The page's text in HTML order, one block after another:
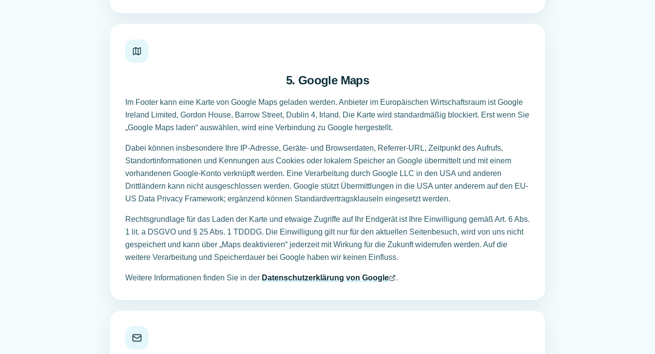
5. Google Maps
Im Footer kann eine Karte von Google Maps geladen werden. Anbieter im Europäischen Wirtschaftsraum ist Google
Ireland Limited, Gordon House, Barrow Street, Dublin 4, Irland. Die Karte wird standardmäßig blockiert. Erst wenn Sie
„Google Maps laden“ auswählen, wird eine Verbindung zu Google hergestellt.
Dabei können insbesondere Ihre IP-Adresse, Geräte- und Browserdaten, Referrer-URL, Zeitpunkt des Aufrufs,
Standortinformationen und Kennungen aus Cookies oder lokalem Speicher an Google übermittelt und mit einem
vorhandenen Google-Konto verknüpft werden. Eine Verarbeitung durch Google LLC in den USA und anderen
Drittländern kann nicht ausgeschlossen werden. Google stützt Übermittlungen in die USA unter anderem auf den EU-
US Data Privacy Framework; ergänzend können Standardvertragsklauseln eingesetzt werden.
Rechtsgrundlage für das Laden der Karte und etwaige Zugriffe auf Ihr Endgerät ist Ihre Einwilligung gemäß Art. 6 Abs.
1 lit. a DSGVO und § 25 Abs. 1 TDDDG. Die Einwilligung gilt nur für den aktuellen Seitenbesuch, wird von uns nicht
gespeichert und kann über „Maps deaktivieren“ jederzeit mit Wirkung für die Zukunft widerrufen werden. Auf die
weitere Verarbeitung und Speicherdauer bei Google haben wir keinen Einfluss.
Weitere Informationen finden Sie in der Datenschutzerklärung von Google .